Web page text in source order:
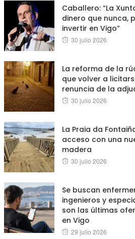
Caballero: “La
dinero que nunca,
invertir en Vigo”
Posted
30 julio 2026
La reforma de la
que volver a
renuncia de la
Posted
30 julio 2026
La Praia da
acceso con una
madera
Posted
30 julio 2026
Se buscan
ingenieros y
son las últimas
en Vigo
Posted
29 julio 2026